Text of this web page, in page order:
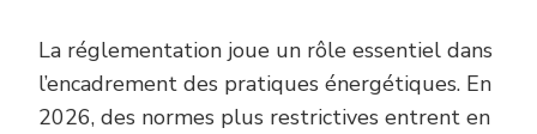
La réglementation joue un rôle essentiel dans
l’encadrement des pratiques énergétiques. En
2026, des normes plus restrictives entrent en